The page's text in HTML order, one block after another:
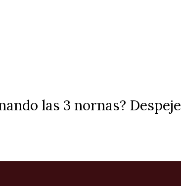
las 3 nornas? Despeje